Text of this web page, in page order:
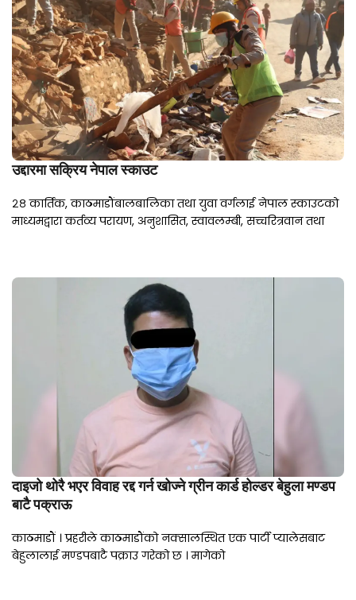
उद्दारमा सक्रिय नेपाल स्काउट
२८ कार्तिक, काठमाडौंबालबालिका तथा युवा वर्गलाई नेपाल स्काउटको
माध्यमद्वारा कर्तव्य परायण, अनुशासित, स्वावलम्बी, सच्चरित्रवान तथा
दाइजो थोरै भएर विवाह रद्द गर्न खोज्ने ग्रीन कार्ड होल्डर बेहुला मण्डप
बाटै पक्राऊ
काठमाडौं । प्रहरीले काठमाडौंको नक्सालस्थित एक पार्टी प्यालेसबाट
बेहुलालाई मण्डपबाटै पक्राउ गरेको छ । मागेको